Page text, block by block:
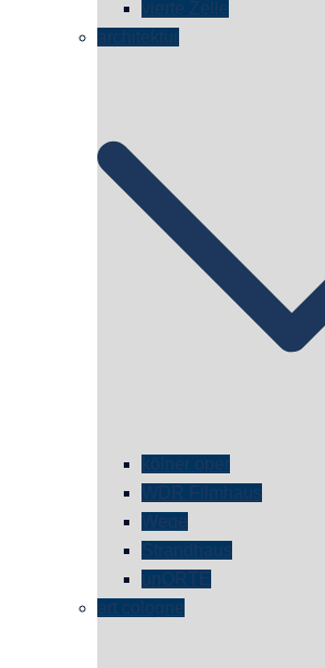
vierte Zelle
architektur
kölner oper
WDR Filmhaus
Wege
Strandhaus
unORTE
art cologne